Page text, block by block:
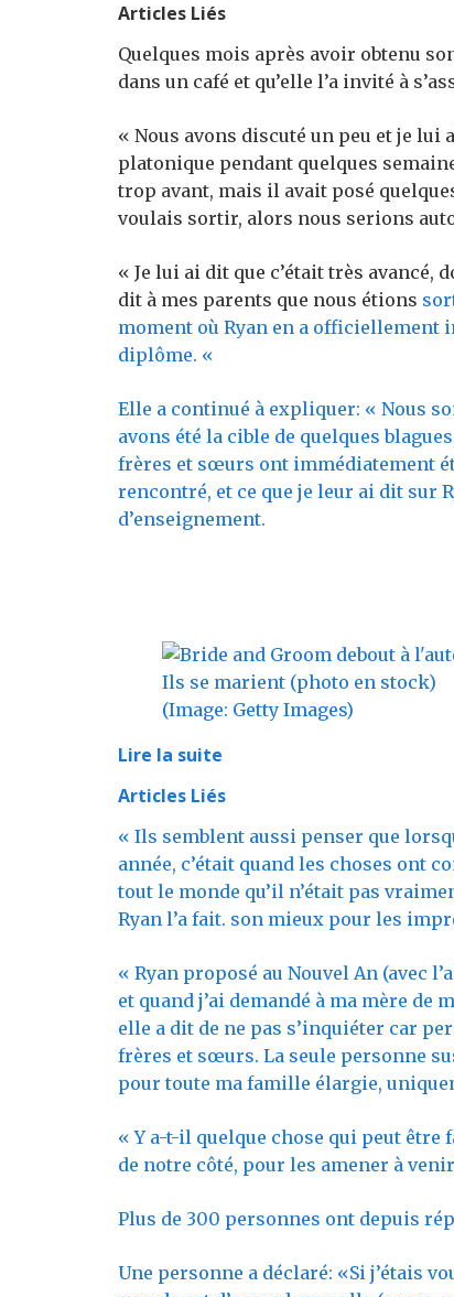
Articles Liés
Quelques mois après avoir obtenu
dans un café et qu’elle l’a invité à
« Nous avons discuté un peu et je lui
platonique pendant quelques
trop avant, mais il avait posé
voulais sortir, alors nous serions
« Je lui ai dit que c’était très avancé,
dit à mes parents que nous étions
moment où Ryan en a
diplôme. «
Elle a continué à expliquer: « Nous
avons été la cible de quelques
frères et sœurs ont immédiatement
rencontré, et ce que je leur ai dit sur
d’enseignement.
Ils se marient (photo en stock)
(Image: Getty Images)
Lire la suite
Articles Liés
« Ils semblent aussi penser que
année, c’était quand les choses ont
tout le monde qu’il n’était pas
Ryan l’a fait. son mieux pour les
« Ryan proposé au Nouvel An (avec
et quand j’ai demandé à ma mère
elle a dit de ne pas s’inquiéter car
frères et sœurs. La seule personne
pour toute ma famille élargie,
« Y a-t-il quelque chose qui peut être
de notre côté, pour les amener à
Plus de 300 personnes ont depuis
Une personne a déclaré: «Si j’étais